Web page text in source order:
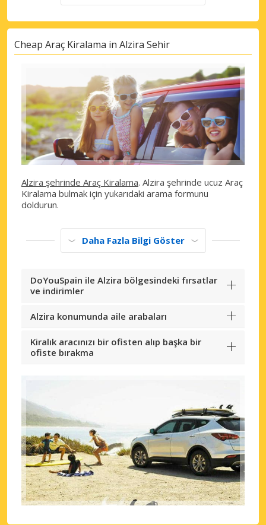
Cheap Araç Kiralama in Alzira Sehir
Alzira şehrinde Araç Kiralama. Alzira şehrinde ucuz Araç
Kiralama bulmak için yukarıdaki arama formunu
doldurun.
Daha Fazla Bilgi Göster
DoYouSpain ile Alzira bölgesindeki fırsatlar
ve indirimler
Alzira konumunda aile arabaları
Kiralık aracınızı bir ofisten alıp başka bir
ofiste bırakma